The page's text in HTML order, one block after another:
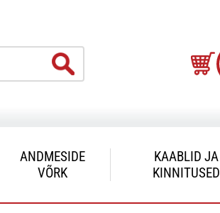
ANDMESIDE
VÕRK
KAABLID JA
KINNITUSED